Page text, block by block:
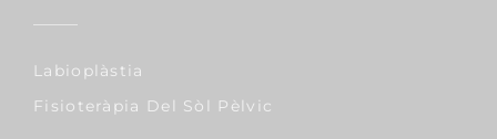
Labioplàstia
Fisioteràpia Del Sòl Pèlvic